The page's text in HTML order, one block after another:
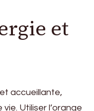
et
accueillante,
Utiliser l’orange